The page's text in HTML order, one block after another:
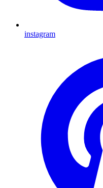
instagram